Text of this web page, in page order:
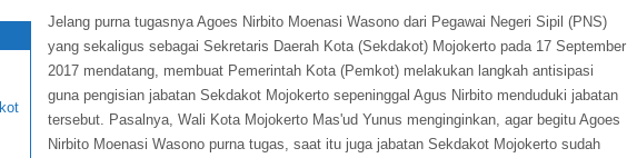
Jelang purna tugasnya Agoes Nirbito Moenasi Wasono dari Pegawai Negeri Sipil (PNS)
yang sekaligus sebagai Sekretaris Daerah Kota (Sekdakot) Mojokerto pada 17 September
2017 mendatang, membuat Pemerintah Kota (Pemkot) melakukan langkah antisipasi
guna pengisian jabatan Sekdakot Mojokerto sepeninggal Agus Nirbito menduduki jabatan
tersebut. Pasalnya, Wali Kota Mojokerto Mas'ud Yunus menginginkan, agar begitu Agoes
Nirbito Moenasi Wasono purna tugas, saat itu juga jabatan Sekdakot Mojokerto sudah